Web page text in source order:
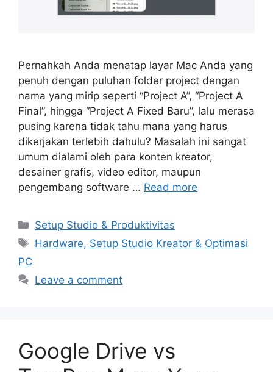
Pernahkah Anda menatap layar Mac Anda yang
penuh dengan puluhan folder project dengan
nama yang mirip seperti “Project A”, “Project A
Final”, hingga “Project A Fixed Baru”, lalu merasa
pusing karena tidak tahu mana yang harus
dikerjakan terlebih dahulu? Masalah ini sangat
umum dialami oleh para konten kreator,
desainer grafis, video editor, maupun
pengembang software … Read more
Categories
Setup Studio & Produktivitas
Tags
Hardware, Setup Studio Kreator & Optimasi
PC
Leave a comment
Google Drive vs